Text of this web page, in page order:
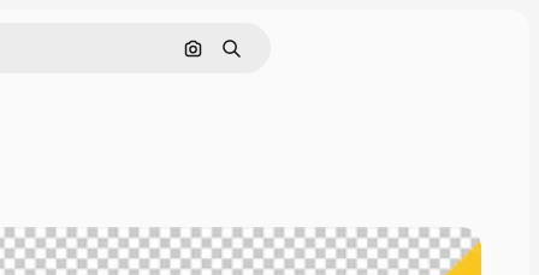
Hledat podle obrázku
Hledat